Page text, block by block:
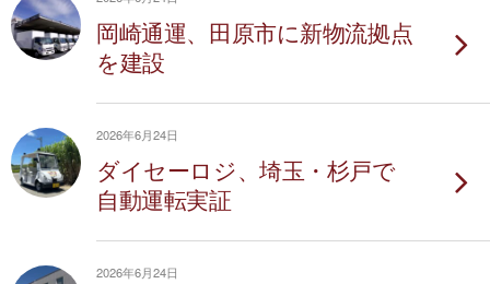
岡崎通運、田原市に新物流拠点
を建設
2026年6月24日
ダイセーロジ、埼玉・杉戸で
自動運転実証
2026年6月24日